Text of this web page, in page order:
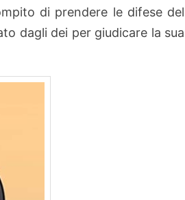
di prendere le difese del
dagli dei per giudicare la sua